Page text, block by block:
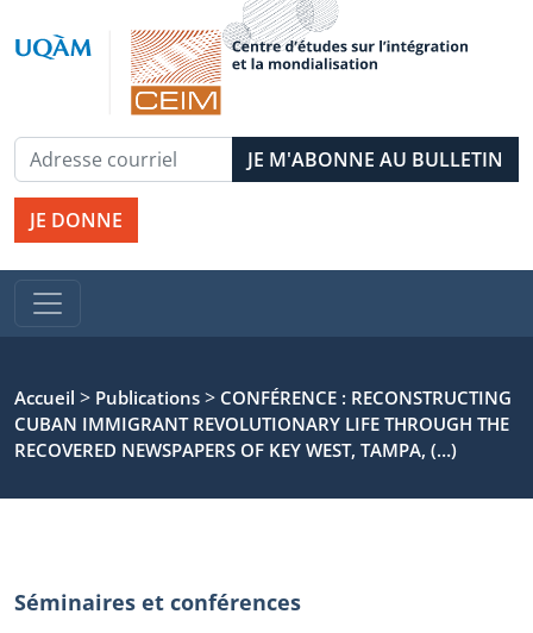
JE DONNE
Accueil > Publications > CONFÉRENCE : RECONSTRUCTING
CUBAN IMMIGRANT REVOLUTIONARY LIFE THROUGH THE
RECOVERED NEWSPAPERS OF KEY WEST, TAMPA, (…)
Séminaires et conférences